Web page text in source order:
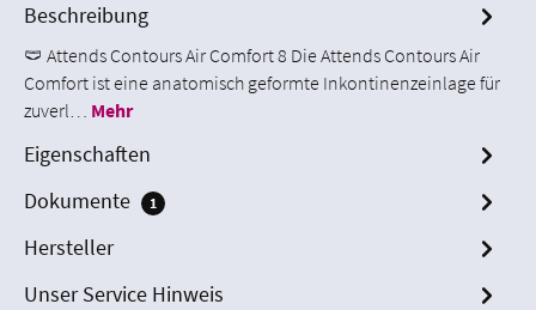
Beschreibung
🩲 Attends Contours Air Comfort 8 Die Attends Contours Air
Comfort ist eine anatomisch geformte Inkontinenzeinlage für
zuverl… Mehr
Eigenschaften
Dokumente
1
Hersteller
Unser Service Hinweis